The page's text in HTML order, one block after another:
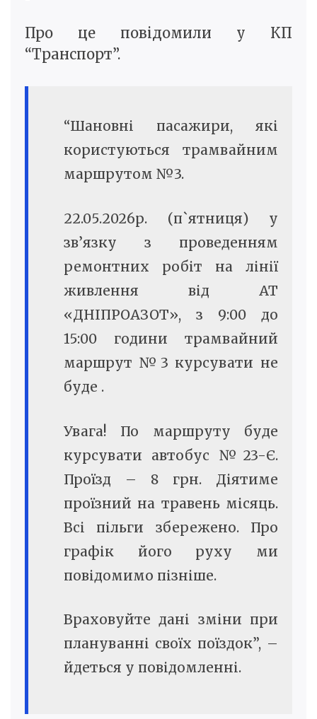
Про це повідомили у КП
“Транспорт”.
“Шановні пасажири, які
користуються трамвайним
маршрутом №3.
22.05.2026р. (п`ятниця) у
зв’язку з проведенням
ремонтних робіт на лінії
живлення від АТ
«ДНІПРОАЗОТ», з 9:00 до
15:00 години трамвайний
маршрут №3 курсувати не
буде .
Увага! По маршруту буде
курсувати автобус №23-Є.
Проїзд – 8 грн. Діятиме
проїзний на травень місяць.
Всі пільги збережено. Про
графік його руху ми
повідомимо пізніше.
Враховуйте дані зміни при
плануванні своїх поїздок”, –
йдеться у повідомленні.